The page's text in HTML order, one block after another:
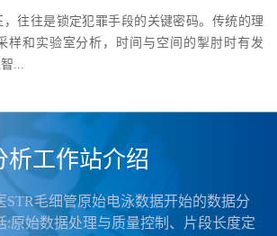
往往是锁定犯罪手段的关键密码。传统的理
样和实验室分析，时间与空间的掣肘时有发
...
析工作站介绍
STR毛细管原始电泳数据开始的数据分
:原始数据处理与质量控制、片段长度定